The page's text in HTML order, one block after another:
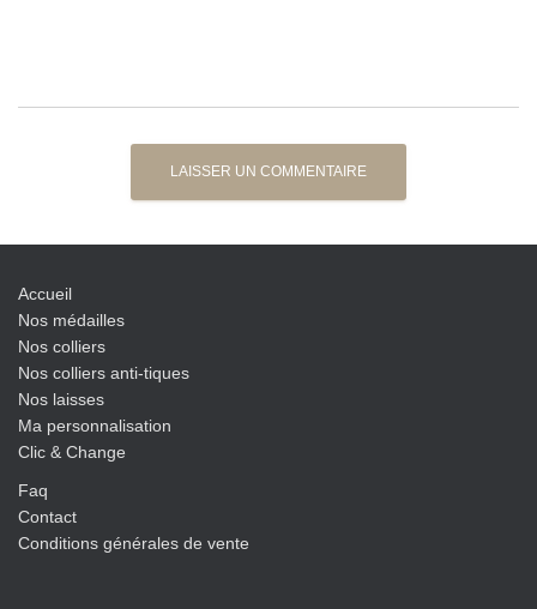
Accueil
Nos médailles
Nos colliers
Nos colliers anti-tiques
Nos laisses
Ma personnalisation
Clic & Change
Faq
Contact
Conditions générales de vente